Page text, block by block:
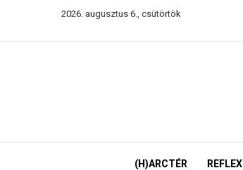
2026. augusztus 6., csütörtök
(H)ARCTÉR REFLEX